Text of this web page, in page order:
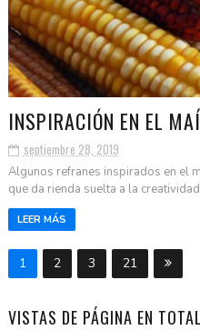
INSPIRACIÓN EN EL
septiembre 28, 2019
Algunos refranes inspirados en el
que da rienda suelta a la
LEER MÁS
1 2 3 21
VISTAS DE PÁGINA EN TOTAL